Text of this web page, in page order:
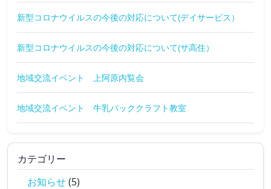
新型コロナウイルスの今後の対応について(デイサービス）
新型コロナウイルスの今後の対応について(サ高住）
地域交流イベント 上阿原内覧会
地域交流イベント 牛乳パッククラフト教室
カテゴリー
お知らせ(5)